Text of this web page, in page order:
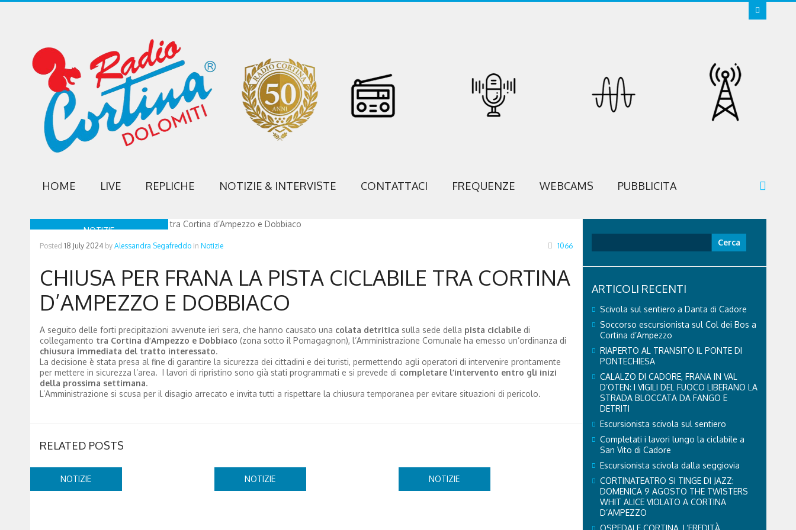
HOME LIVE REPLICHE NOTIZIE & INTERVISTE CONTATTACI FREQUENZE WEBCAMS PUBBLICITA
NOTIZIE
Posted 18 July 2024 by Alessandra Segafreddo in Notizie 1066
CHIUSA PER FRANA LA PISTA CICLABILE TRA CORTINA
D’AMPEZZO E DOBBIACO
A seguito delle forti precipitazioni avvenute ieri sera, che hanno causato una colata detritica sulla sede della pista ciclabiledi
collegamento tra Cortina d’Ampezzo e Dobbiaco (zona sotto il Pomagagnon), l’Amministrazione Comunale ha emesso un’ordinanza di
chiusura immediata del tratto interessato.
La decisione è stata presa al fine di garantire la sicurezza dei cittadini e dei turisti, permettendo agli operatori di intervenire prontamente
per mettere in sicurezza l’area. I lavori di ripristino sono già stati programmati e si prevede di completare l’intervento entro gli inizi
della prossima settimana.
L’Amministrazione si scusa per il disagio arrecato e invita tutti a rispettare la chiusura temporanea per evitare situazioni di pericolo.
RELATED POSTS
NOTIZIE NOTIZIE NOTIZIE
ARTICOLI RECENTI
Scivola sul sentiero a Danta di Cadore
Soccorso escursionista sul Col dei Bos a
Cortina d’Ampezzo
RIAPERTO AL TRANSITO IL PONTE DI
PONTECHIESA
CALALZO DI CADORE, FRANA IN VAL
D’OTEN: I VIGILI DEL FUOCO LIBERANO LA
STRADA BLOCCATA DA FANGO E
DETRITI
Escursionista scivola sul sentiero
Completati i lavori lungo la ciclabile a
San Vito di Cadore
Escursionista scivola dalla seggiovia
CORTINATEATRO SI TINGE DI JAZZ:
DOMENICA 9 AGOSTO THE TWISTERS
WHIT ALICE VIOLATO A CORTINA
D’AMPEZZO
OSPEDALE CORTINA, L’EREDITÀ